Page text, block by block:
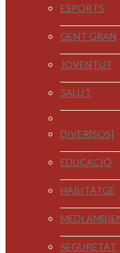
ESPORTS
GENT GRAN
JOVENTUT
SALUT
DIVER[SOS]
EDUCACIÓ
HABITATGE
MEDI
SEGURETAT